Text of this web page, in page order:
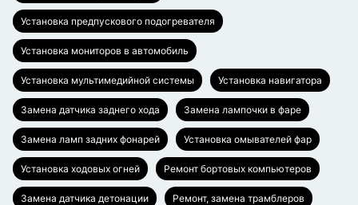
Установка предпускового подогревателя
Установка мониторов в автомобиль
Установка мультимедийной системы Установка навигатора
Замена датчика заднего хода Замена лампочки в фаре
Замена ламп задних фонарей Установка омывателей фар
Установка ходовых огней Ремонт бортовых компьютеров
Замена датчика детонации Ремонт, замена трамблеров